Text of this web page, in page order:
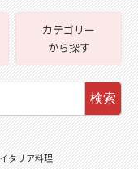
カテゴリー
から探す
検索
イタリア料理